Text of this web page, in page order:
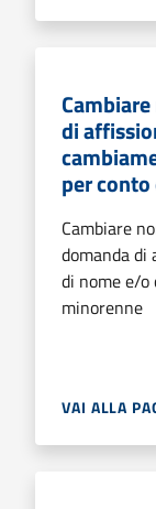
di
per
Cambiare
domanda di
di nome e/o
minorenne
VAI ALLA